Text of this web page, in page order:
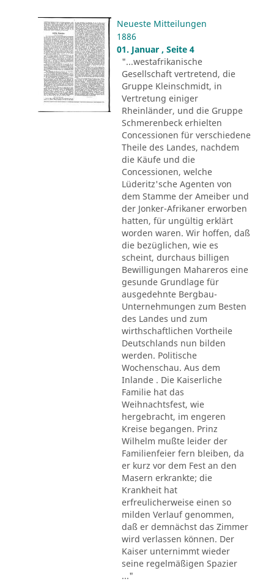
Neueste Mitteilungen
1886
01. Januar , Seite 4
"...westafrikanische
Gesellschaft vertretend, die
Gruppe Kleinschmidt, in
Vertretung einiger
Rheinländer, und die Gruppe
Schmerenbeck erhielten
Concessionen für verschiedene
Theile des Landes, nachdem
die Käufe und die
Concessionen, welche
Lüderitz'sche Agenten von
dem Stamme der Ameiber und
der Jonker-Afrikaner erworben
hatten, für ungültig erklärt
worden waren. Wir hoffen, daß
die bezüglichen, wie es
scheint, durchaus billigen
Bewilligungen Mahareros eine
gesunde Grundlage für
ausgedehnte Bergbau-
Unternehmungen zum Besten
des Landes und zum
wirthschaftlichen Vortheile
Deutschlands nun bilden
werden. Politische
Wochenschau. Aus dem
Inlande . Die Kaiserliche
Familie hat das
Weihnachtsfest, wie
hergebracht, im engeren
Kreise begangen. Prinz
Wilhelm mußte leider der
Familienfeier fern bleiben, da
er kurz vor dem Fest an den
Masern erkrankte; die
Krankheit hat
erfreulicherweise einen so
milden Verlauf genommen,
daß er demnächst das Zimmer
wird verlassen können. Der
Kaiser unternimmt wieder
seine regelmäßigen Spazier
..."